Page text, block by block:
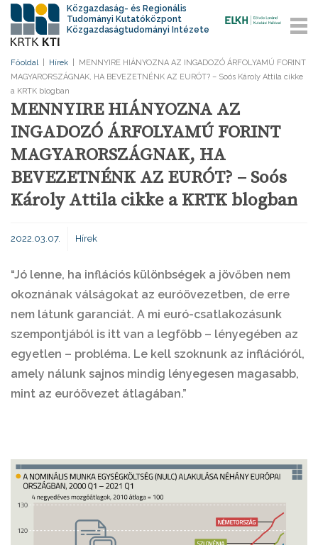
Közgazdaság- és Regionális
Tudományi Kutatóközpont
Közgazdaságtudományi Intézete
Főoldal Hírek
MENNYIRE HIÁNYOZNA AZ INGADOZÓ ÁRFOLYAMÚ FORINT
MAGYARORSZÁGNAK, HA BEVEZETNÉNK AZ EURÓT? – Soós Károly Attila cikke
a KRTK blogban
MENNYIRE HIÁNYOZNA AZ
INGADOZÓ ÁRFOLYAMÚ FORINT
MAGYARORSZÁGNAK, HA
BEVEZETNÉNK AZ EURÓT? – Soós
Károly Attila cikke a KRTK blogban
2022.03.07. Hírek
“Jó lenne, ha inflációs különbségek a jövőben nem
okoznának válságokat az euróövezetben, de erre
nem látunk garanciát. A mi euró-csatlakozásunk
szempontjából is itt van a legfőbb – lényegében az
egyetlen – probléma. Le kell szoknunk az inflációról,
amely nálunk sajnos mindig lényegesen magasabb,
mint az euróövezet átlagában.”